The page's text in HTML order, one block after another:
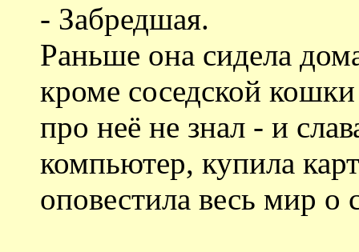
- Забредшая.
Раньше она сидела
кроме соседской
про неё не знал - и
компьютер, купила
оповестила весь мир о